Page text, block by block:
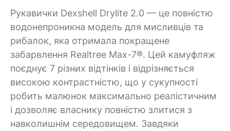
Рукавички Dexshell Drylite 2.0 — це повністю
водонепроникна модель для мисливців та
рибалок, яка отримала покращене
забарвлення Realtree Max-7®. Цей камуфляж
поєднує 7 різних відтінків і відрізняється
високою контрастністю, що у сукупності
робить малюнок максимально реалістичним
і дозволяє власнику повністю злитися з
навколишнім середовищем. Завдяки